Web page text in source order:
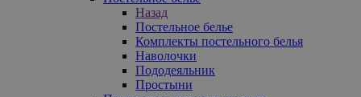
Назад
Постельное белье
Комплекты постельного белья
Наволочки
Пододеяльник
Простыни